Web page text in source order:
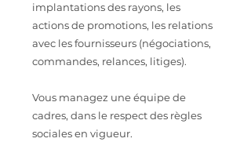
implantations des rayons, les
actions de promotions, les relations
avec les fournisseurs (négociations,
commandes, relances, litiges).
Vous managez une équipe de
cadres, dans le respect des règles
sociales en vigueur.